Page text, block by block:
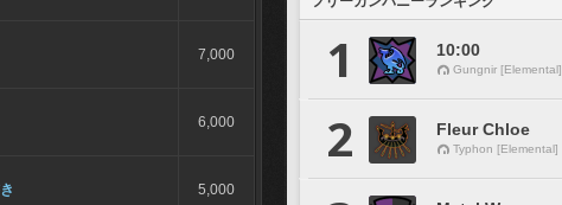
7,000
6,000
5,000
1 10:00
Gungnir [Elemental]
2 Fleur Chloe
Typhon [Elemental]